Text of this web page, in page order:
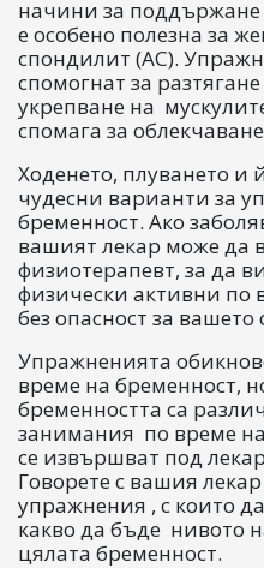
начини за поддържане
е особено полезна за
спондилит (АС).
спомогнат за
укрепване на
спомага за
Ходенето, плуването и
чудесни варианти за
бременност. Ако
вашият лекар може да
физиотерапевт, за да
физически активни по
без опасност за вашето
Упражненията
време на бременност,
бременността са
занимания по време
се извършват под
Говорете с вашия
упражнения , с които
какво да бъде нивото
цялата бременност.